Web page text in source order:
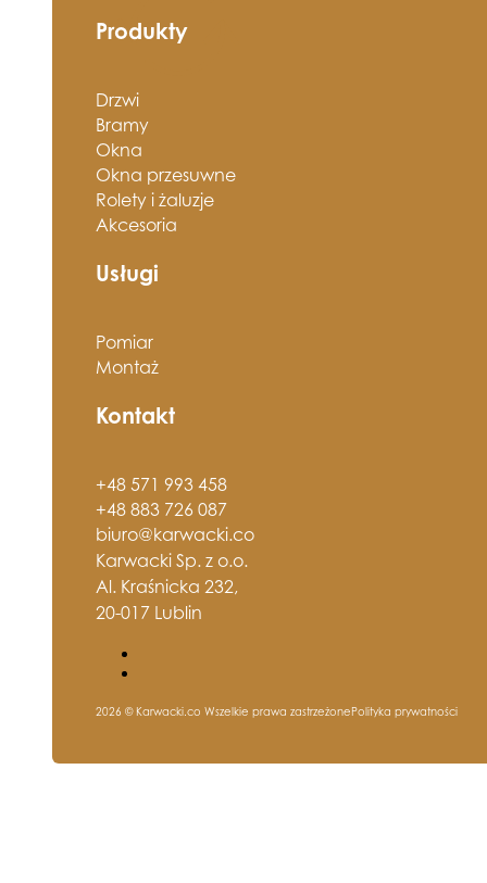
Produkty
Drzwi
Bramy
Okna
Okna przesuwne
Rolety i żaluzje
Akcesoria
Usługi
Pomiar
Montaż
Kontakt
+48 571 993 458
+48 883 726 087
biuro@karwacki.co
Karwacki Sp. z o.o.
Al. Kraśnicka 232,
20-017 Lublin
2026 © Karwacki.co Wszelkie prawa zastrzeżonePolityka prywatności